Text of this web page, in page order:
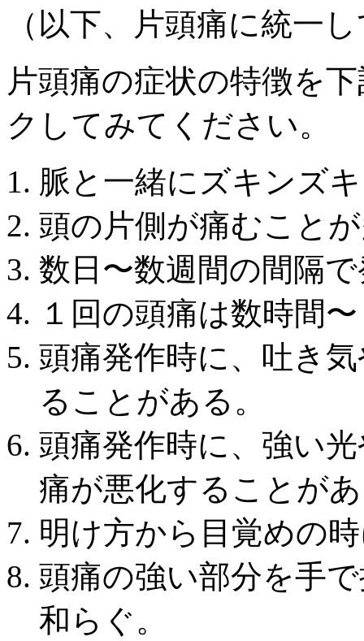
（以下、片頭痛に統一
片頭痛の症状の特徴を
クしてみてください。
脈と一緒にズキンズ
頭の片側が痛むこと
数日〜数週間の間隔
１回の頭痛は数時間
頭痛発作時に、吐き
ることがある。
頭痛発作時に、強い
痛が悪化することが
明け方から目覚めの
頭痛の強い部分を手
和らぐ。